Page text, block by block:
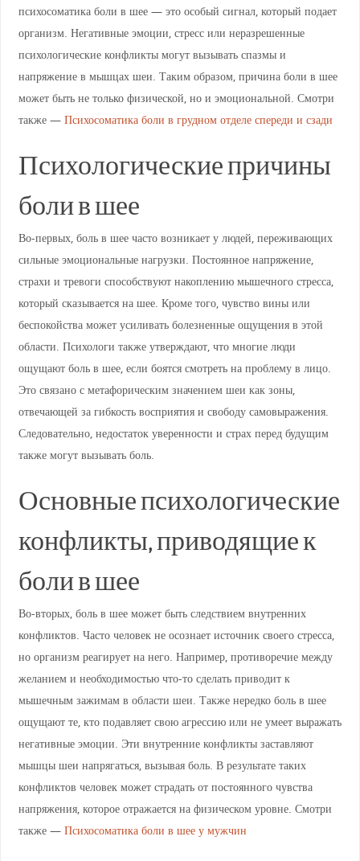
психосоматика боли в шее — это особый сигнал, который подает
организм. Негативные эмоции, стресс или неразрешенные
психологические конфликты могут вызывать спазмы и
напряжение в мышцах шеи. Таким образом, причина боли в шее
может быть не только физической, но и эмоциональной. Смотри
также — Психосоматика боли в грудном отделе спереди и сзади
Психологические причины
боли в шее
Во-первых, боль в шее часто возникает у людей, переживающих
сильные эмоциональные нагрузки. Постоянное напряжение,
страхи и тревоги способствуют накоплению мышечного стресса,
который сказывается на шее. Кроме того, чувство вины или
беспокойства может усиливать болезненные ощущения в этой
области. Психологи также утверждают, что многие люди
ощущают боль в шее, если боятся смотреть на проблему в лицо.
Это связано с метафорическим значением шеи как зоны,
отвечающей за гибкость восприятия и свободу самовыражения.
Следовательно, недостаток уверенности и страх перед будущим
также могут вызывать боль.
Основные психологические
конфликты, приводящие к
боли в шее
Во-вторых, боль в шее может быть следствием внутренних
конфликтов. Часто человек не осознает источник своего стресса,
но организм реагирует на него. Например, противоречие между
желанием и необходимостью что-то сделать приводит к
мышечным зажимам в области шеи. Также нередко боль в шее
ощущают те, кто подавляет свою агрессию или не умеет выражать
негативные эмоции. Эти внутренние конфликты заставляют
мышцы шеи напрягаться, вызывая боль. В результате таких
конфликтов человек может страдать от постоянного чувства
напряжения, которое отражается на физическом уровне. Смотри
также — Психосоматика боли в шее у мужчин